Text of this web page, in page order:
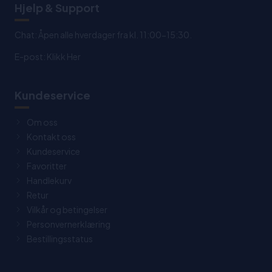
Hjelp & Support
Chat: Åpen alle hverdager fra kl. 11:00-15:30.
E-post: Klikk Her
Kundeservice
Om oss
Kontakt oss
Kundeservice
Favoritter
Handlekurv
Retur
Vilkår og betingelser
Personvernerklæring
Bestillingsstatus